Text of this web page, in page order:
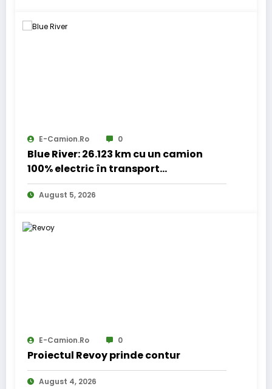
E-Camion.ro 0
Blue River: 26.123 km cu un camion
100% electric în transport
internațional
August 5, 2026
E-Camion.ro 0
Proiectul Revoy prinde contur
August 4, 2026